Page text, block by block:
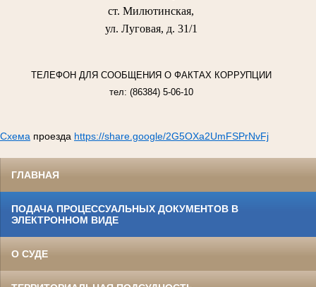
ст. Милютинская,
ул. Луговая, д. 31/1
ТЕЛЕФОН ДЛЯ СООБЩЕНИЯ О ФАКТАХ КОРРУПЦИИ
тел: (86384) 5-06-10
Схема проезда https://share.google/2G5OXa2UmFSPrNvFj
ГЛАВНАЯ
ПОДАЧА ПРОЦЕССУАЛЬНЫХ ДОКУМЕНТОВ В
ЭЛЕКТРОННОМ ВИДЕ
О СУДЕ